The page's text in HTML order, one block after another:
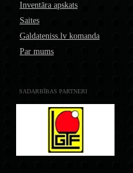
Inventāra apskats
Saites
Galdateniss.lv komanda
Par mums
SADARBĪBAS PARTNERI